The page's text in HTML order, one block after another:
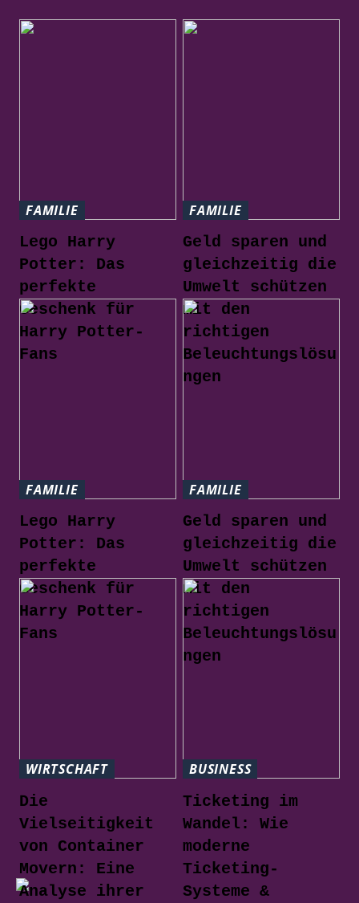
FAMILIE
Lego Harry
Potter: Das
perfekte
Geschenk für
Harry Potter-
Fans
FAMILIE
Geld sparen und
gleichzeitig die
Umwelt schützen
mit den
richtigen
Beleuchtungslösu
ngen
FAMILIE
Lego Harry
Potter: Das
perfekte
Geschenk für
Harry Potter-
Fans
FAMILIE
Geld sparen und
gleichzeitig die
Umwelt schützen
mit den
richtigen
Beleuchtungslösu
ngen
WIRTSCHAFT
Die
Vielseitigkeit
von Container
Movern: Eine
Analyse ihrer
BUSINESS
Ticketing im
Wandel: Wie
moderne
Ticketing-
Systeme &